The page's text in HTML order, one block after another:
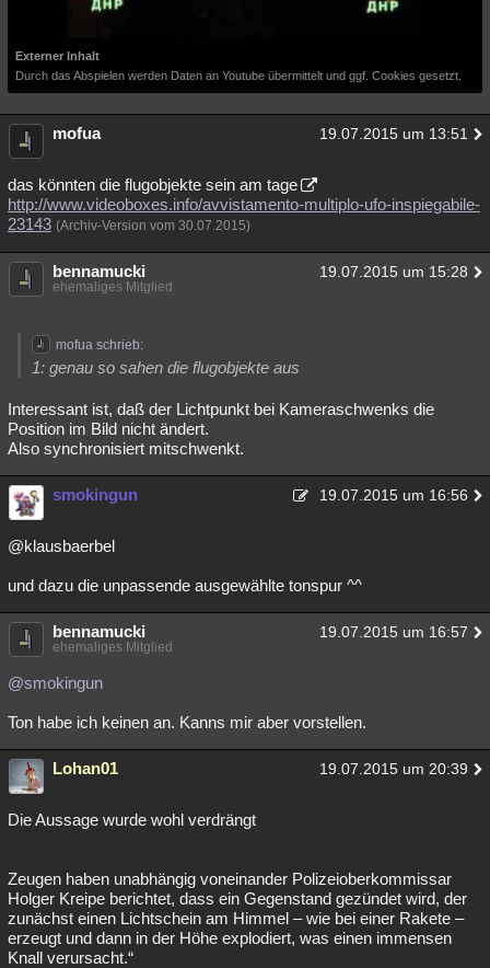
Externer Inhalt
Durch das Abspielen werden Daten an Youtube übermittelt und ggf. Cookies gesetzt.
mofua 19.07.2015 um 13:51
das könnten die flugobjekte sein am tage
http://www.videoboxes.info/avvistamento-multiplo-ufo-inspiegabile-
23143 (Archiv-Version vom 30.07.2015)
bennamucki 19.07.2015 um 15:28
ehemaliges Mitglied
mofua schrieb:
1: genau so sahen die flugobjekte aus
Interessant ist, daß der Lichtpunkt bei Kameraschwenks die
Position im Bild nicht ändert.
Also synchronisiert mitschwenkt.
smokingun 19.07.2015 um 16:56
@klausbaerbel
und dazu die unpassende ausgewählte tonspur ^^
bennamucki 19.07.2015 um 16:57
ehemaliges Mitglied
@smokingun
Ton habe ich keinen an. Kanns mir aber vorstellen.
Lohan01 19.07.2015 um 20:39
Die Aussage wurde wohl verdrängt
Zeugen haben unabhängig voneinander Polizeioberkommissar
Holger Kreipe berichtet, dass ein Gegenstand gezündet wird, der
zunächst einen Lichtschein am Himmel – wie bei einer Rakete –
erzeugt und dann in der Höhe explodiert, was einen immensen
Knall verursacht.“